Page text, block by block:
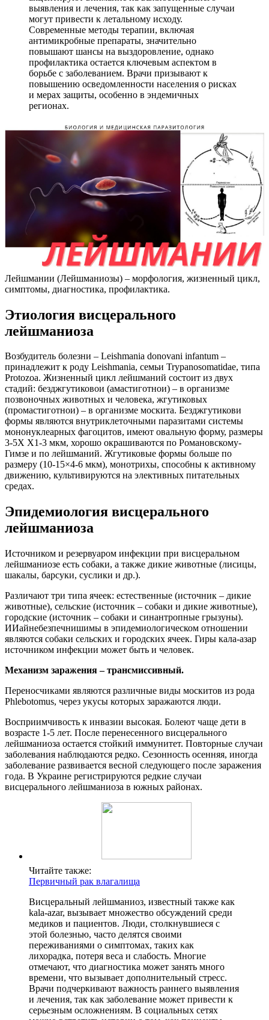
выявления и лечения, так как запущенные случаи
могут привести к летальному исходу.
Современные методы терапии, включая
антимикробные препараты, значительно
повышают шансы на выздоровление, однако
профилактика остается ключевым аспектом в
борьбе с заболеванием. Врачи призывают к
повышению осведомленности населения о рисках
и мерах защиты, особенно в эндемичных
регионах.
Лейшмании (Лейшманиозы) – морфология, жизненный цикл,
симптомы, диагностика, профилактика.
Этиология висцерального
лейшманиоза
Возбудитель болезни – Leishmania donovani infantum –
принадлежит к роду Leishmania, семьи Trypanosomatidae, типа
Protozoa. Жизненный цикл лейшманий состоит из двух
стадий: безджгутиковои (амастиготнои) – в организме
позвоночных животных и человека, жгутиковых
(промастиготнои) – в организме москита. Безджгутикови
формы являются внутриклеточными паразитами системы
мононуклеарных фагоцитов, имеют овальную форму, размеры
3-5Х X1-3 мкм, хорошо окрашиваются по Романовскому-
Гимзе и по лейшманий. Жгутиковые формы больше по
размеру (10-15×4-6 мкм), монотрихы, способны к активному
движению, культивируются на элективных питательных
средах.
Эпидемиология висцерального
лейшманиоза
Источником и резервуаром инфекции при висцеральном
лейшманиозе есть собаки, а также дикие животные (лисицы,
шакалы, барсуки, суслики и др.).
Различают три типа ячеек: естественные (источник – дикие
животные), сельские (источник – собаки и дикие животные),
городские (источник – собаки и синантропные грызуны).
ИИайнебезпечнишимы в эпидемиологическом отношении
являются собаки сельских и городских ячеек. Гиры кала-азар
источником инфекции может быть и человек.
Механизм заражения – трансмиссивный.
Переносчиками являются различные виды москитов из рода
Phlebotomus, через укусы которых заражаются люди.
Восприимчивость к инвазии высокая. Болеют чаще дети в
возрасте 1-5 лет. После перенесенного висцерального
лейшманиоза остается стойкий иммунитет. Повторные случаи
заболевания наблюдаются редко. Сезонность осенняя, иногда
заболевание развивается весной следующего после заражения
года. В Украине регистрируются редкие случаи
висцерального лейшманиоза в южных районах.
Читайте также:
Первичный рак влагалища
Висцеральный лейшманиоз, известный также как
kala-azar, вызывает множество обсуждений среди
медиков и пациентов. Люди, столкнувшиеся с
этой болезнью, часто делятся своими
переживаниями о симптомах, таких как
лихорадка, потеря веса и слабость. Многие
отмечают, что диагностика может занять много
времени, что вызывает дополнительный стресс.
Врачи подчеркивают важность раннего выявления
и лечения, так как заболевание может привести к
серьезным осложнениям. В социальных сетях